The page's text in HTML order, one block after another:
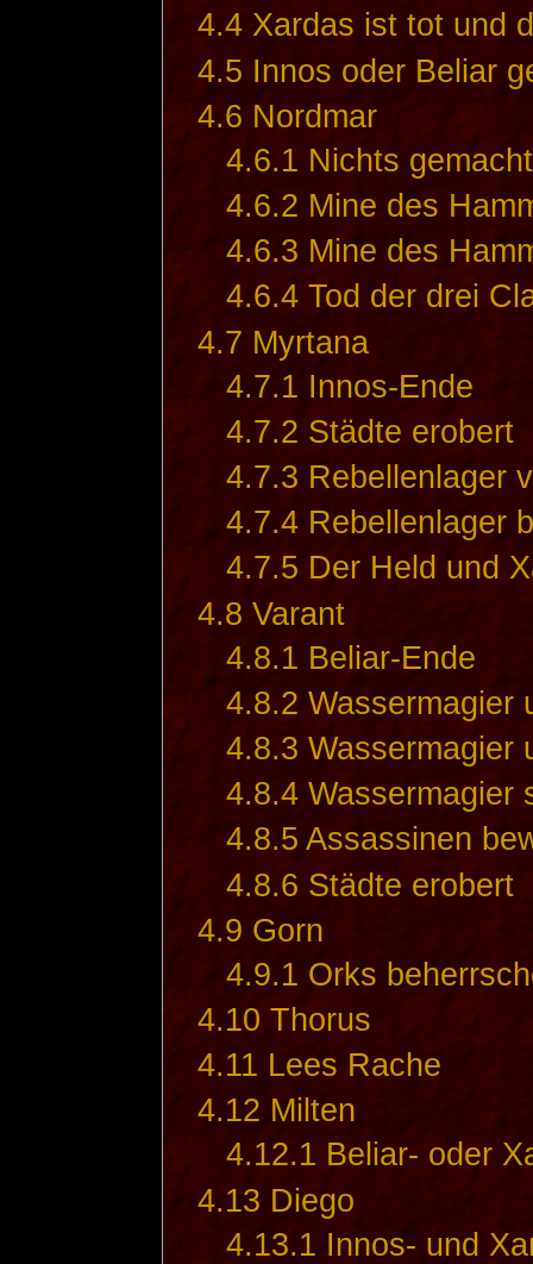
4.4 Xardas ist tot und
4.5 Innos oder Beliar
4.6 Nordmar
4.6.1 Nichts gemacht
4.6.2 Mine des
4.6.3 Mine des
4.6.4 Tod der drei
4.7 Myrtana
4.7.1 Innos-Ende
4.7.2 Städte erobert
4.7.3 Rebellenlager
4.7.4 Rebellenlager
4.7.5 Der Held und
4.8 Varant
4.8.1 Beliar-Ende
4.8.2 Wassermagier
4.8.3 Wassermagier
4.8.4 Wassermagier
4.8.5 Assassinen
4.8.6 Städte erobert
4.9 Gorn
4.9.1 Orks
4.10 Thorus
4.11 Lees Rache
4.12 Milten
4.12.1 Beliar- oder
4.13 Diego
4.13.1 Innos- und